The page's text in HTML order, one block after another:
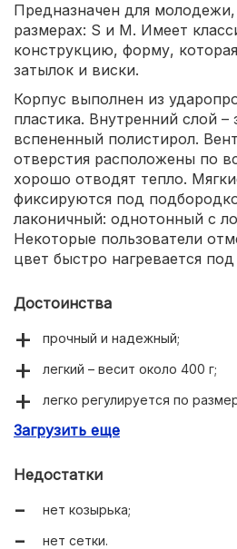
Предназначен для
размерах: S и M. Имеет
конструкцию, форму,
затылок и виски.
Корпус выполнен из
пластика. Внутренний слой –
вспененный полистирол.
отверстия расположены по
хорошо отводят тепло.
фиксируются под
лаконичный: однотонный с
Некоторые пользователи
цвет быстро нагревается
Достоинства
прочный и надежный;
легкий – весит около 400 г;
легко регулируется по
есть светоотражающие
Загрузить еще
Недостатки
нет козырька;
нет сетки.